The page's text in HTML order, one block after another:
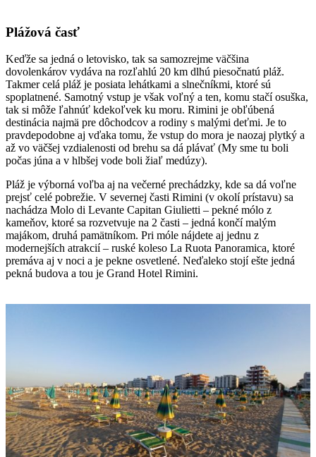
Plážová časť
Keďže sa jedná o letovisko, tak sa samozrejme väčšina
dovolenkárov vydáva na rozľahlú 20 km dlhú piesočnatú pláž.
Takmer celá pláž je posiata lehátkami a slnečníkmi, ktoré sú
spoplatnené. Samotný vstup je však voľný a ten, komu stačí osuška,
tak si môže ľahnúť kdekoľvek ku moru. Rimini je obľúbená
destinácia najmä pre dôchodcov a rodiny s malými deťmi. Je to
pravdepodobne aj vďaka tomu, že vstup do mora je naozaj plytký a
až vo väčšej vzdialenosti od brehu sa dá plávať (My sme tu boli
počas júna a v hlbšej vode boli žiaľ medúzy).
Pláž je výborná voľba aj na večerné prechádzky, kde sa dá voľne
prejsť celé pobrežie. V severnej časti Rimini (v okolí prístavu) sa
nachádza Molo di Levante Capitan Giulietti – pekné mólo z
kameňov, ktoré sa rozvetvuje na 2 časti – jedná končí malým
majákom, druhá pamätníkom. Pri móle nájdete aj jednu z
modernejších atrakcií – ruské koleso La Ruota Panoramica, ktoré
premáva aj v noci a je pekne osvetlené. Neďaleko stojí ešte jedná
pekná budova a tou je Grand Hotel Rimini.